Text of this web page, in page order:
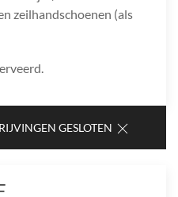
zeilhandschoenen (als
GESLOTEN